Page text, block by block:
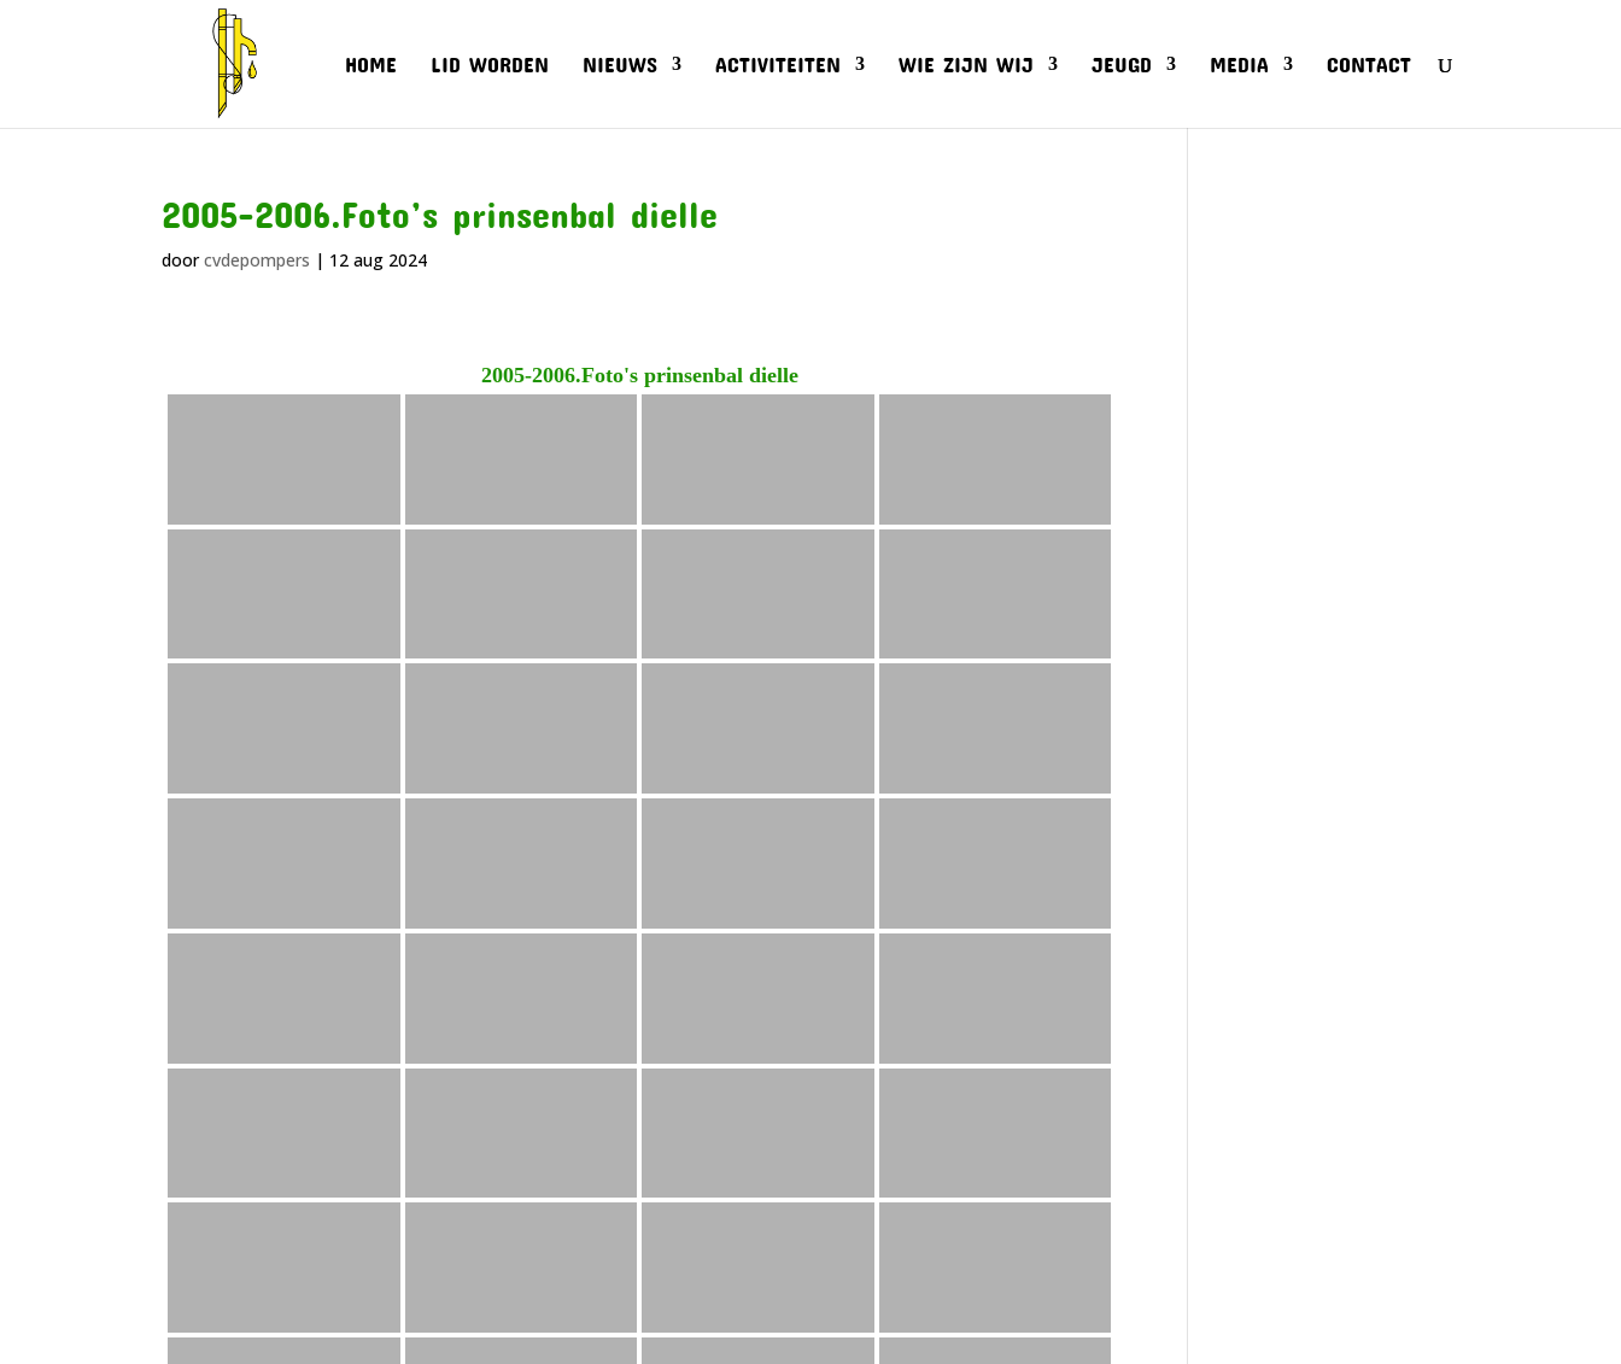
HOME LID WORDEN NIEUWS ACTIVITEITEN WIE ZIJN WIJ JEUGD MEDIA CONTACT
2005-2006.Foto’s prinsenbal dielle
doorcvdepompers | 12 aug 2024
2005-2006.Foto's prinsenbal dielle